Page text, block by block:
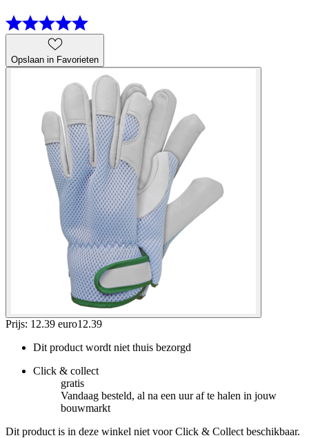
Opslaan in Favorieten
Prijs: 12.39 euro12.39
Dit product wordt niet thuis bezorgd
Click & collect
gratis
Vandaag besteld, al na een uur af te halen in jouw
bouwmarkt
Dit product is in deze winkel niet voor Click & Collect beschikbaar.